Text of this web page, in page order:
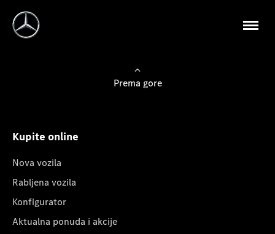
Prema gore
Kupite online
Nova vozila
Rabljena vozila
Konfigurator
Aktualna ponuda i akcije